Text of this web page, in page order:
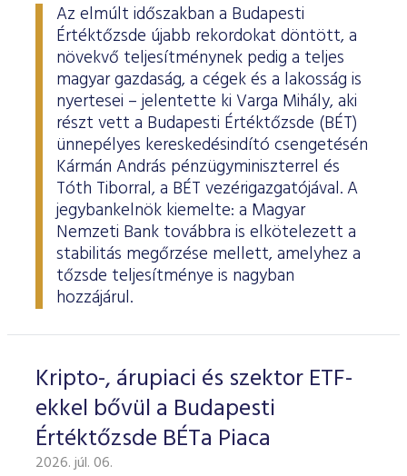
Az elmúlt időszakban a Budapesti
Értéktőzsde újabb rekordokat döntött, a
növekvő teljesítménynek pedig a teljes
magyar gazdaság, a cégek és a lakosság is
nyertesei – jelentette ki Varga Mihály, aki
részt vett a Budapesti Értéktőzsde (BÉT)
ünnepélyes kereskedésindító csengetésén
Kármán András pénzügyminiszterrel és
Tóth Tiborral, a BÉT vezérigazgatójával. A
jegybankelnök kiemelte: a Magyar
Nemzeti Bank továbbra is elkötelezett a
stabilitás megőrzése mellett, amelyhez a
tőzsde teljesítménye is nagyban
hozzájárul.
Kripto-, árupiaci és szektor ETF-
ekkel bővül a Budapesti
Értéktőzsde BÉTa Piaca
2026. júl. 06.